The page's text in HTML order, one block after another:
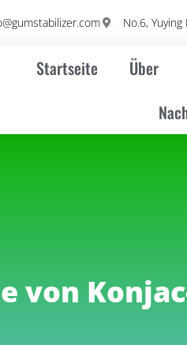
No.6,
Startseite Über
von